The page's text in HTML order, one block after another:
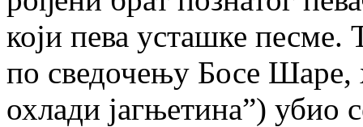
који пева усташке песме.
по сведочењу Босе Шаре,
охлади јагњетина”)